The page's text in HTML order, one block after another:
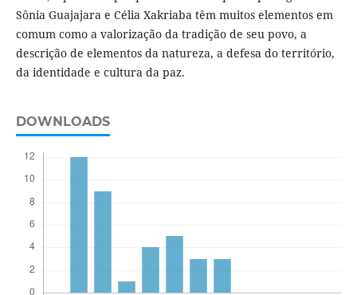
Sônia Guajajara e Célia Xakriaba têm muitos elementos em
comum como a valorização da tradição de seu povo, a
descrição de elementos da natureza, a defesa do território,
da identidade e cultura da paz.
DOWNLOADS